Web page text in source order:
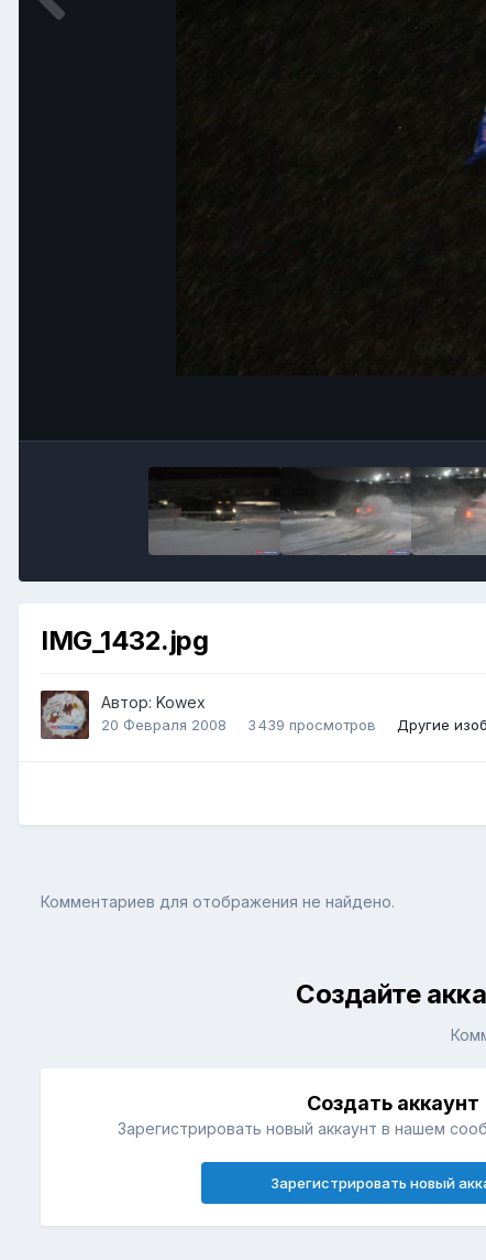
IMG_1432.jpg
Автор: Kowex
20 Февраля 2008 3 439 просмотров Другие
Комментариев для отображения не найдено.
Создайте
Создать аккаунт
Зарегистрировать новый аккаунт в нашем
Зарегистрировать новый